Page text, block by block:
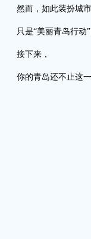
然而，如此装扮城
只是“美丽青岛行动”
接下来，
你的青岛还不止这一